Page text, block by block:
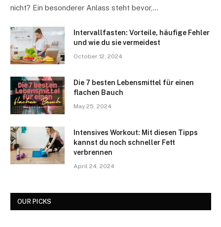
nicht? Ein besonderer Anlass steht bevor,…
Intervallfasten: Vorteile, häufige Fehler
und wie du sie vermeidest
October 12, 2024
Die 7 besten Lebensmittel für einen
flachen Bauch
May 25, 2024
Intensives Workout: Mit diesen Tipps
kannst du noch schneller Fett
verbrennen
April 24, 2024
OUR PICKS